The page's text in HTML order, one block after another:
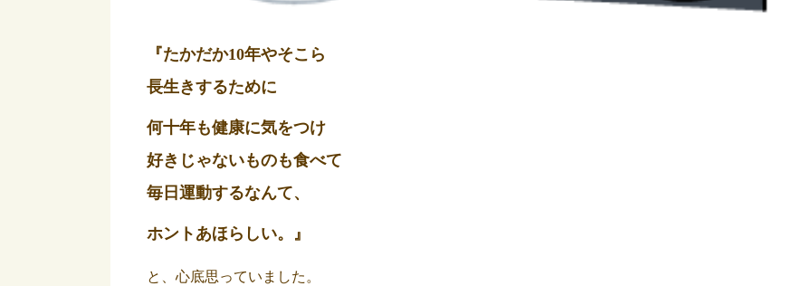
『たかだか10年やそこら
長生きするために
何十年も健康に気をつけ
好きじゃないものも食べて
毎日運動するなんて、
ホントあほらしい。』
と、心底思っていました。